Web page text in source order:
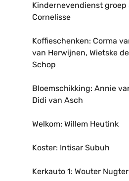
Kindernevendienst groep
Cornelisse
Koffieschenken: Corma
van Herwijnen, Wietske
Schop
Bloemschikking: Annie
Didi van Asch
Welkom: Willem Heutink
Koster: Intisar Subuh
Kerkauto 1: Wouter